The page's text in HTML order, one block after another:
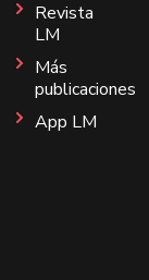
Revista
LM
Más
publicaciones
App LM